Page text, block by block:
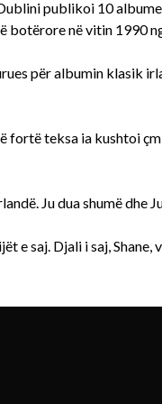
publikoi 10
botërore në vitin 1990
për albumin klasik
fortë teksa ia kushtoi
Ju dua shumë dhe
e saj. Djali i saj,